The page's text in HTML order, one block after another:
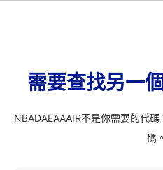
需要查找另一
NBADAEAAAIR不是你需要的代
碼。